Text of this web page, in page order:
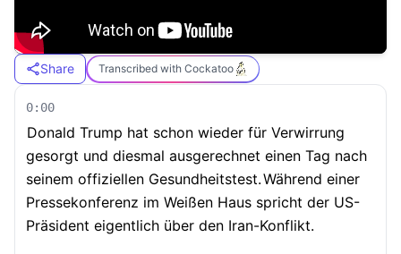
Share Transcribed with Cockatoo
0:00
Donald Trump hat schon wieder für Verwirrung
gesorgt und diesmal ausgerechnet einen Tag nach
seinem offiziellen Gesundheitstest.Während einer
Pressekonferenz im Weißen Haus spricht der US-
Präsident eigentlich über den Iran-Konflikt.